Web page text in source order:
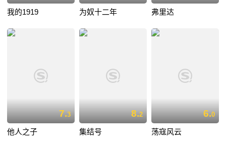
我的1919 为奴十二年 弗里达
7.3
他人之子
8.2
集结号
6.0
荡寇风云